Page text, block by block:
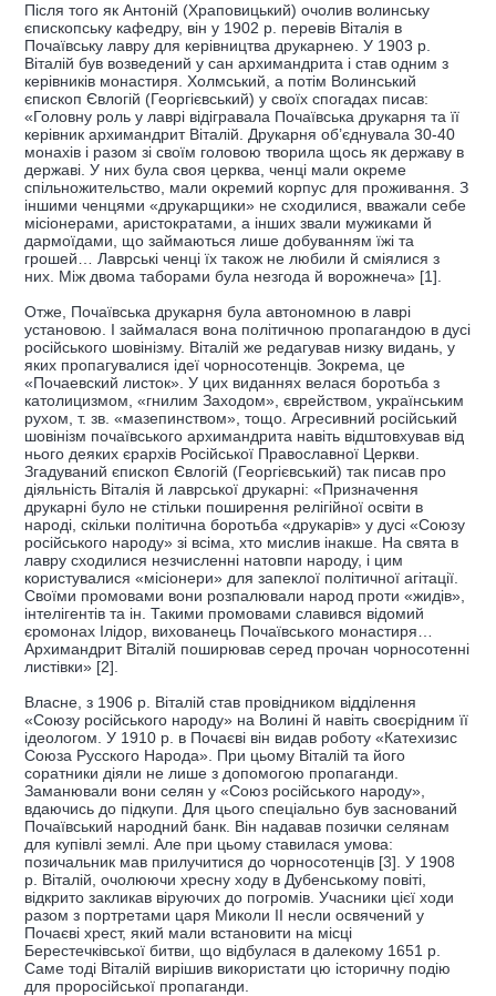
Після того як Антоній (Храповицький) очолив волинську
єпископську кафедру, він у 1902 р. перевів Віталія в
Почаївську лавру для керівництва друкарнею. У 1903 р.
Віталій був возведений у сан архимандрита і став одним з
керівників монастиря. Холмський, а потім Волинський
єпископ Євлогій (Георгієвський) у своїх спогадах писав:
«Головну роль у лаврі відігравала Почаївська друкарня та її
керівник архимандрит Віталій. Друкарня об’єднувала 30-40
монахів і разом зі своїм головою творила щось як державу в
державі. У них була своя церква, ченці мали окреме
спільножительство, мали окремий корпус для проживання. З
іншими ченцями «друкарщики» не сходилися, вважали себе
місіонерами, аристократами, а інших звали мужиками й
дармоїдами, що займаються лише добуванням їжі та
грошей… Лаврські ченці їх також не любили й сміялися з
них. Між двома таборами була незгода й ворожнеча» [1].
Отже, Почаївська друкарня була автономною в лаврі
установою. І займалася вона політичною пропагандою в дусі
російського шовінізму. Віталій же редагував низку видань, у
яких пропагувалися ідеї чорносотенців. Зокрема, це
«Почаевский листок». У цих виданнях велася боротьба з
католицизмом, «гнилим Заходом», єврейством, українським
рухом, т. зв. «мазепинством», тощо. Агресивний російський
шовінізм почаївського архимандрита навіть відштовхував від
нього деяких єрархів Російської Православної Церкви.
Згадуваний єпископ Євлогій (Георгієвський) так писав про
діяльність Віталія й лаврської друкарні: «Призначення
друкарні було не стільки поширення релігійної освіти в
народі, скільки політична боротьба «друкарів» у дусі «Союзу
російського народу» зі всіма, хто мислив інакше. На свята в
лавру сходилися незчисленні натовпи народу, і цим
користувалися «місіонери» для запеклої політичної агітації.
Своїми промовами вони розпалювали народ проти «жидів»,
інтелігентів та ін. Такими промовами славився відомий
єромонах Ілідор, вихованець Почаївського монастиря…
Архимандрит Віталій поширював серед прочан чорносотенні
листівки» [2].
Власне, з 1906 р. Віталій став провідником відділення
«Союзу російського народу» на Волині й навіть своєрідним її
ідеологом. У 1910 р. в Почаєві він видав роботу «Катехизис
Союза Русского Народа». При цьому Віталій та його
соратники діяли не лише з допомогою пропаганди.
Заманювали вони селян у «Союз російського народу»,
вдаючись до підкупи. Для цього спеціально був заснований
Почаївський народний банк. Він надавав позички селянам
для купівлі землі. Але при цьому ставилася умова:
позичальник мав прилучитися до чорносотенців [3]. У 1908
р. Віталій, очолюючи хресну ходу в Дубенському повіті,
відкрито закликав віруючих до погромів. Учасники цієї ходи
разом з портретами царя Миколи ІІ несли освячений у
Почаєві хрест, який мали встановити на місці
Берестечківської битви, що відбулася в далекому 1651 р.
Саме тоді Віталій вирішив використати цю історичну подію
для проросійської пропаганди.